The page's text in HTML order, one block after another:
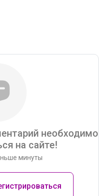
необходимо
на сайте!
минуты